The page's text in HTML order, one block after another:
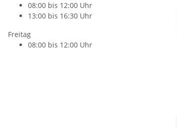
08:00 bis 12:00 Uhr
13:00 bis 16:30 Uhr
Freitag
08:00 bis 12:00 Uhr